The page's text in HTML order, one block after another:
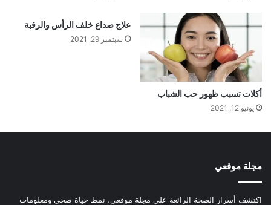
أكلات تسبب ظهور حب الشباب
يونيو 12, 2021
علاج صداع خلف الرأس والرقبة
سبتمبر 29, 2021
مجلة موقعي
اكتشف أسرار الصحة الرائعة على مجلة موقعي، نمط حياة صحي ومعلومات